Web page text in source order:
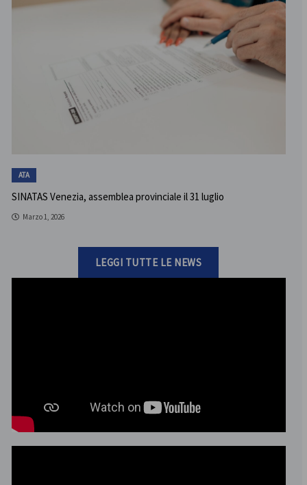
ATA
SINATAS Venezia, assemblea provinciale il 31 luglio
Marzo 1, 2026
LEGGI TUTTE LE NEWS